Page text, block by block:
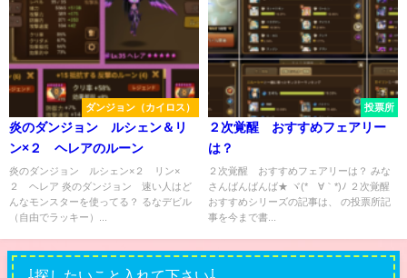
ダンジョン（カイロス）
炎のダンジョン ルシェン＆リ
ン×２ ヘレアのルーン
炎のダンジョン ルシェン×２ リン×
２ ヘレア 炎のダンジョン 速い人はど
んなモンスターを使ってる？ るなデビル
（自由でラッキー）...
投票所
２次覚醒 おすすめフェアリー
は？
２次覚醒 おすすめフェアリーは？ みな
さんばんばんば★ ヾ(*´∀｀*)ﾉ ２次覚醒
おすすめシリーズの記事は、 の投票所記
事を今まで書...